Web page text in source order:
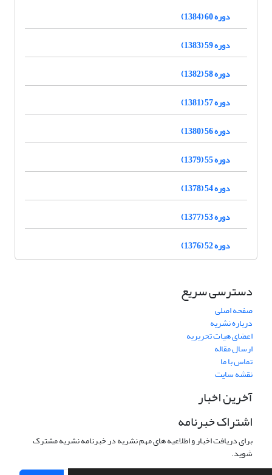
دوره 60 (1384)
دوره 59 (1383)
دوره 58 (1382)
دوره 57 (1381)
دوره 56 (1380)
دوره 55 (1379)
دوره 54 (1378)
دوره 53 (1377)
دوره 52 (1376)
دسترسی سریع
صفحه اصلی
درباره نشریه
اعضای هیات تحریریه
ارسال مقاله
تماس با ما
نقشه سایت
آخرین اخبار
اشتراک خبرنامه
برای دریافت اخبار و اطلاعیه های مهم نشریه در خبرنامه نشریه مشترک
شوید.